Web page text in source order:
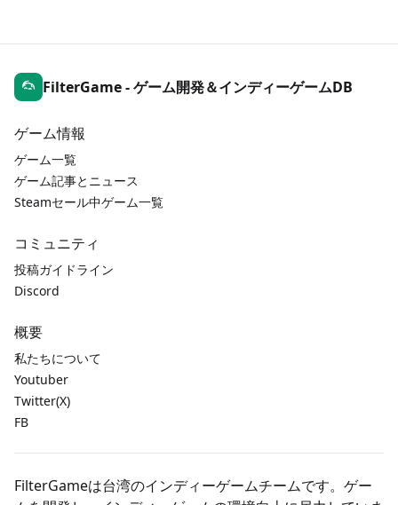
FilterGame - ゲーム開発＆インディーゲームDB
ゲーム情報
ゲーム一覧
ゲーム記事とニュース
Steamセール中ゲーム一覧
コミュニティ
投稿ガイドライン
Discord
概要
私たちについて
Youtuber
Twitter(X)
FB
FilterGameは台湾のインディーゲームチームです。ゲー